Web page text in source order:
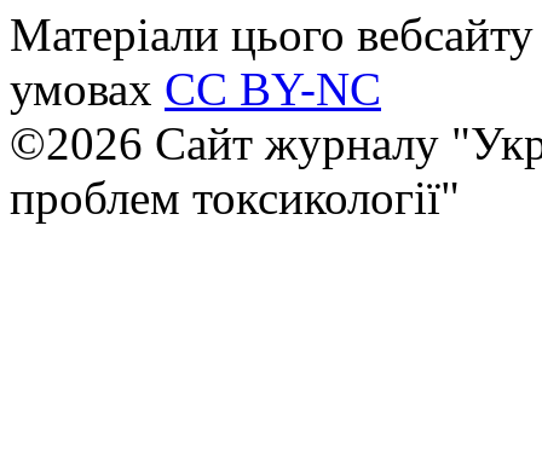
Матеріали цього
умовах CC BY-NC
©2026 Сайт журналу
проблем токсикології"